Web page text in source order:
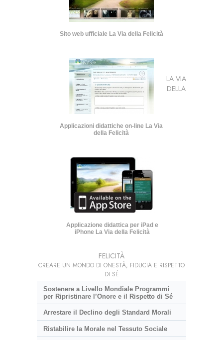
Sito web ufficiale La Via della Felicità
Applicazioni didattiche on-line La Via
della Felicità
Applicazione didattica per iPad e
iPhone La Via della Felicità
LA VIA
DELLA
FELICITÀ
CREARE UN MONDO DI ONESTÀ, FIDUCIA E RISPETTO
DI SÉ
Sostenere a Livello Mondiale Programmi
per Ripristinare l’Onore e il Rispetto di Sé
Arrestare il Declino degli Standard Morali
Ristabilire la Morale nel Tessuto Sociale